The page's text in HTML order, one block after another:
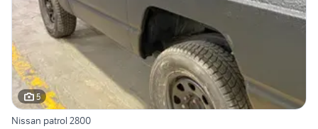
5
Nissan patrol 2800